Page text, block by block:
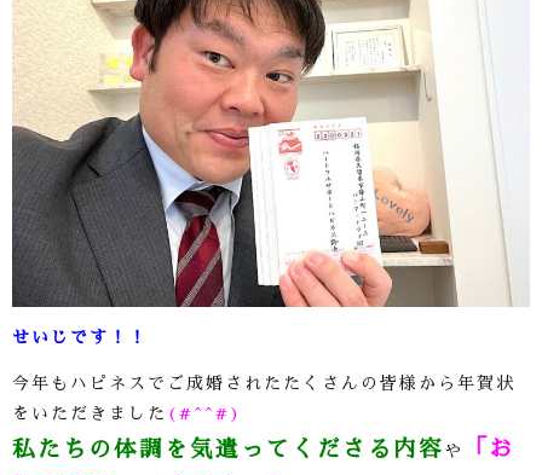
せいじです！！
今年もハピネスでご成婚されたたくさんの皆様から年賀状
をいただきました (#^^#)
私たちの体調を気遣ってくださる内容 や
「お